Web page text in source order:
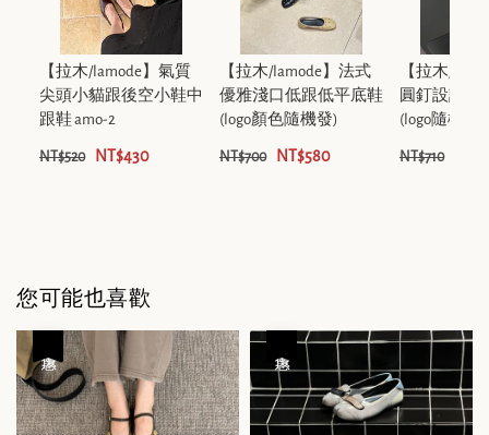
【拉木/lamode】氣質
尖頭小貓跟後空小鞋中
跟鞋 amo-2
NT$520 NT$430
【拉木/lamode】法式
優雅淺口低跟低平底鞋
(logo顏色隨機發)
NT$700 NT$580
【拉木/
圓釘設計鞋
(logo隨機發)
NT$710
您可能也喜歡